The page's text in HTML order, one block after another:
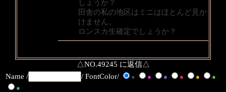
しょうか？
田舎の私の地区はミニはほとんど見か
けません。
ロンスカ生確定でしょうか？
△NO.49245 に返信△
Name /
/ FontColor/ ● ● ● ● ●
●
●